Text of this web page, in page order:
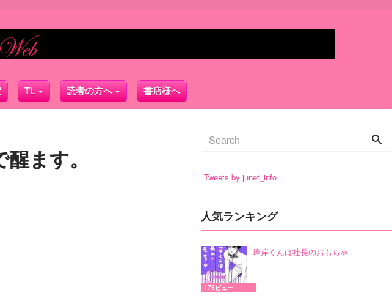
TL 読者の方へ 書店様へ
ます。
Tweets by junet_info
人気ランキング
峰岸くんは社長のおもちゃ
178ビュー